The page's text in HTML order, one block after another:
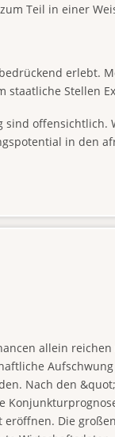
Teil in einer
erlebt.
Stellen
in den
allein
Nach den
Die